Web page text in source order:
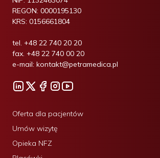
REGON: 0000195130
KRS: 0156661804
tel. +48 22 740 20 20
fax. +48 22 740 00 20
e-mail: kontakt@petramedica.pl
Oferta dla pacjentów
Umów wizytę
Opieka NFZ